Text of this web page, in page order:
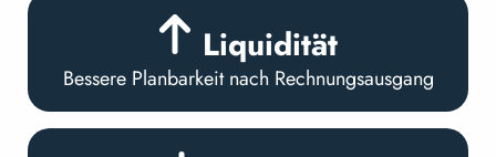
Liquidität
Bessere Planbarkeit nach Rechnungsausgang